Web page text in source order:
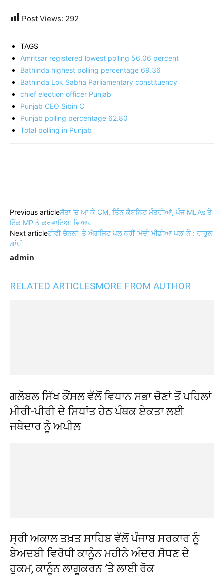
Post Views: 292
TAGS
Amritsar registered lowest polling 56.06 percent
Bathinda highest polling percentage 69.36
Bathinda Lok Sabha Parliamentary constituency
chief election officer Punjab
Punjab CEO Sibin C
Punjab polling percentage 62.80
Total polling in Punjab
Previous articleਸੱਤਾ ‘ਚ ਆ ਕੇ CM, ਤਿੰਨ ਕੈਬਨਿਟ ਮੰਤਰੀਆਂ, ਪੰਜ MLAs ਤੇ
ਇੱਕ MP ਨੇ ਕਰਵਾਇਆ ਵਿਆਹ
Next articleਟੀਵੀ ਚੈਨਲਾਂ ‘ਤੇ ਐਗਜ਼ਿਟ ਪੋਲ ਨਹੀਂ ‘ਮੋਦੀ ਮੀਡੀਆ ਪੋਲ’ ਨੇ : ਰਾਹੁਲ
ਗਾਂਧੀ
admin
RELATED ARTICLESMORE FROM AUTHOR
ਗਲੋਬਲ ਸਿੱਖ ਕੌਂਸਲ ਵੱਲੋਂ ਵਿਧਾਨ ਸਭਾ ਚੋਣਾਂ ਤੋਂ ਪਹਿਲਾਂ
ਮੀਰੀ-ਪੀਰੀ ਦੇ ਸਿਧਾਂਤ ਹੇਠ ਪੰਥਕ ਏਕਤਾ ਲਈ
ਜਥੇਦਾਰ ਨੂੰ ਅਪੀਲ
ਸ੍ਰੀ ਅਕਾਲ ਤਖ਼ਤ ਸਾਹਿਬ ਵੱਲੋਂ ਪੰਜਾਬ ਸਰਕਾਰ ਨੂੰ
ਬੇਅਦਬੀ ਵਿਰੋਧੀ ਕਾਨੂੰਨ ਮਹੀਨੇ ਅੰਦਰ ਸੋਧਣ ਦੇ
ਹੁਕਮ, ਕਾਨੂੰਨ ਲਾਗੂਕਰਨ ’ਤੇ ਲਾਈ ਰੋਕ